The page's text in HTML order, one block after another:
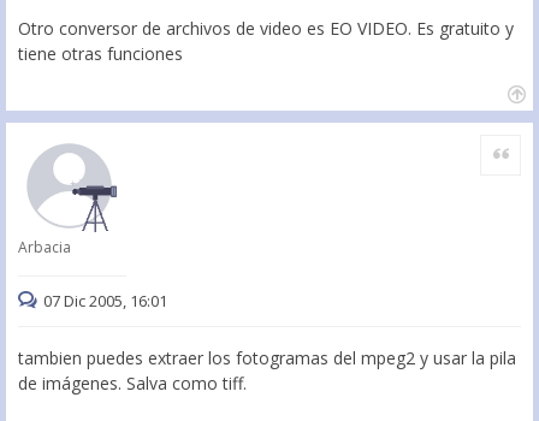
Otro conversor de archivos de video es EO VIDEO. Es gratuito y
tiene otras funciones
Arbacia
Citar
07 Dic 2005, 16:01
tambien puedes extraer los fotogramas del mpeg2 y usar la pila
de imágenes. Salva como tiff.